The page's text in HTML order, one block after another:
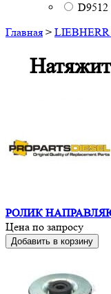
D9512
Главная >
РОЛИК
Цена по запросу
Добавить в корзину